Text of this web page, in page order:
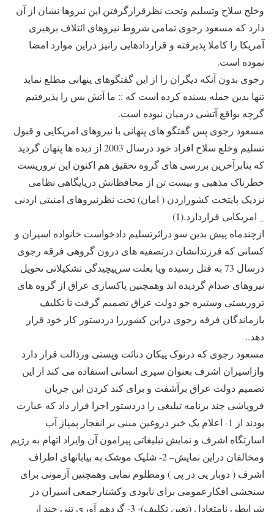
وخلح سلاح وتسلیم وتحت نظرقرارگرفتن این نیروها نشان از آن
دارد که مسعود رجوی تمامی شروط نیروهای ائتلاف برهبری
آمریکا را کاملا پذیرفته و قراردادهایی رانیز دراین موارد امضا
نموده است.
رجوی بدون آنکه دیگران را از این گفتگوهای پنهانی مطلع نماید
تنها بدین جمله بسنده کرده است که :: ما آتش بس را پذیرفتیم
گرچه بواقع آتشی درمیان نبوده است.
مسعود رجوی پس گفتگو های پنهانی با نیروهای امریکایی و قبول
تسلیم وخلع سلاح افراد خود درسال 2003 از دیده ها پنهان گردید
که بنابرآخرین بررسی های گروه تحقیق هم اکنون این تروریست
خطرناک مذهبی و بیست تن از محافظانش درپایگاهی نظامی
نزدیک پایتخت کشوراردن ( امان) تحت نظرنیروهای امنیتی اردنی
_ امریکایی قراردارد.(1)
ازچندماه پیش بدین سو دراثرتسلیم دادخواست خانواده اسیران و
کسانی که فرزندانشان درتصفیه های درون گروهی فرقه رجوی
درسال 73 به قتل رسیده ویا بعلت سرپیچیدگی تشکیلاتی تحویل
نیروهای صدام گردیده اند وهمچنین پاکسازی عراق از گروه های
تروریستی وستیزه جو دولت عراق تصمیم گرفت تا تکلیف
بازماندگان فرقه رجوی دراین کشوررا دردستور کار خود قرار
دهد..
مسعود رجوی که درنوک پیکان دنائت وپستی ورذالت قرار دارد
وازاسیران اشرف بعنوان سپری انسانی استفاده می کند از این
تصمیم دولت عراق برآشفت و برای کند کردن این جریان
فروپاشی چند برنامه تبلیغی را دردستور اجرا قرار داد که عبارت
بودند از 1- اعلام یک خبر دروغین مبنی بر انفجار پمپاژ آب
اسارتگاه اشرف و نمایش تبلیغاتی پیرامون آن وایراد اتهام به رژیم
ومخالفان دراین نمایش– 2- شلیک موشک به بیابانهای اطراف
اشرف ( دوبار پی در پی ) ومظلوم نمایی وهمچنین آزمونی برای
سنجشی افکارعمومی برای نابودی وکشتارجمعی اسیران در
شرایطی نامتعادل (تعین تکلیف)- 3- گردهم آوری تنی چند از